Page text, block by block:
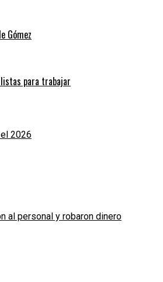
Gómez
para trabajar
2026
al personal y robaron dinero